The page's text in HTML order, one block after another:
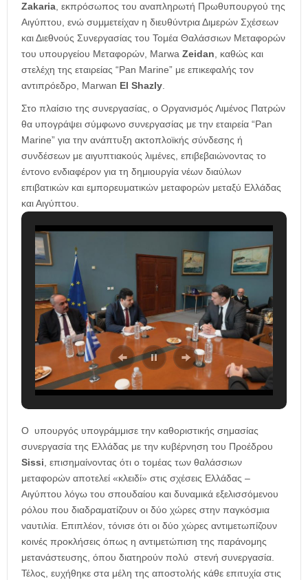
Zakaria, εκπρόσωπος του αναπληρωτή Πρωθυπουργού της
Αιγύπτου, ενώ συμμετείχαν η διευθύντρια Διμερών Σχέσεων
και Διεθνούς Συνεργασίας του Τομέα Θαλάσσιων Μεταφορών
του υπουργείου Μεταφορών, Marwa Zeidan, καθώς και
στελέχη της εταιρείας “Pan Marine” με επικεφαλής τον
αντιπρόεδρο, Marwan El Shazly.
Στο πλαίσιο της συνεργασίας, ο Οργανισμός Λιμένος Πατρών
θα υπογράψει σύμφωνο συνεργασίας με την εταιρεία “Pan
Marine” για την ανάπτυξη ακτοπλοϊκής σύνδεσης ή
συνδέσεων με αιγυπτιακούς λιμένες, επιβεβαιώνοντας το
έντονο ενδιαφέρον για τη δημιουργία νέων διαύλων
επιβατικών και εμπορευματικών μεταφορών μεταξύ Ελλάδας
και Αιγύπτου.
Ο υπουργός υπογράμμισε την καθοριστικής σημασίας
συνεργασία της Ελλάδας με την κυβέρνηση του Προέδρου
Sissi, επισημαίνοντας ότι ο τομέας των θαλάσσιων
μεταφορών αποτελεί «κλειδί» στις σχέσεις Ελλάδας –
Αιγύπτου λόγω του σπουδαίου και δυναμικά εξελισσόμενου
ρόλου που διαδραματίζουν οι δύο χώρες στην παγκόσμια
ναυτιλία. Επιπλέον, τόνισε ότι οι δύο χώρες αντιμετωπίζουν
κοινές προκλήσεις όπως η αντιμετώπιση της παράνομης
μετανάστευσης, όπου διατηρούν πολύ στενή συνεργασία.
Τέλος, ευχήθηκε στα μέλη της αποστολής κάθε επιτυχία στις